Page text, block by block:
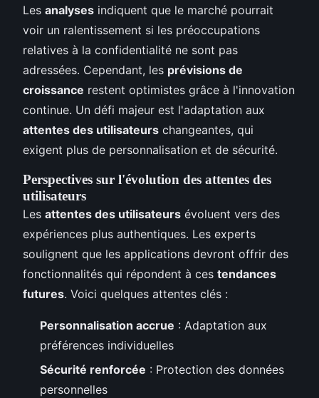
Les analyses indiquent que le marché pourrait
voir un ralentissement si les préoccupations
relatives à la confidentialité ne sont pas
adressées. Cependant, les prévisions de
croissance restent optimistes grâce à l'innovation
continue. Un défi majeur est l'adaptation aux
attentes des utilisateurs changeantes, qui
exigent plus de personnalisation et de sécurité.
Perspectives sur l'évolution des attentes des
utilisateurs
Les attentes des utilisateurs évoluent vers des
expériences plus authentiques. Les experts
soulignent que les applications devront offrir des
fonctionnalités qui répondent à ces tendances
futures. Voici quelques attentes clés :
Personnalisation accrue : Adaptation aux
préférences individuelles
Sécurité renforcée : Protection des données
personnelles